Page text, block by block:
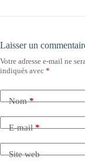
Laisser un
Votre adresse e-mail ne
indiqués avec *
Nom*
E-mail*
Site web